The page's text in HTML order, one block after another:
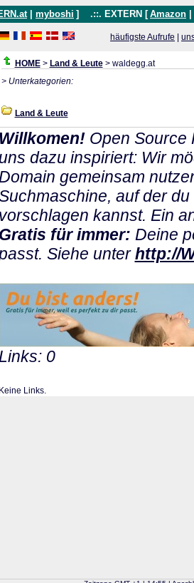
myboshi ] .::. EXTERN [ Amazon
häufigste Aufrufe
HOME> Land & Leute> waldegg.at
> Unterkategorien:
Land & Leute
Willkomen!Open Source
uns dazu inspiriert: Wir
Domain gemeinsam
auf der
vorschlagen kannst. Ein
Gratis für immer: Deine
Siehe unterhttp://
Links: 0
Keine Links.